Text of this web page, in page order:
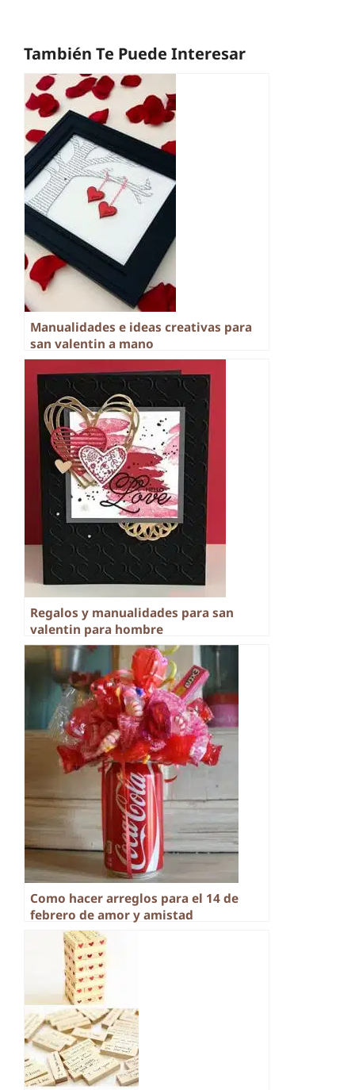
También Te Puede Interesar
Manualidades e ideas creativas para
san valentin a mano
Regalos y manualidades para san
valentin para hombre
Como hacer arreglos para el 14 de
febrero de amor y amistad